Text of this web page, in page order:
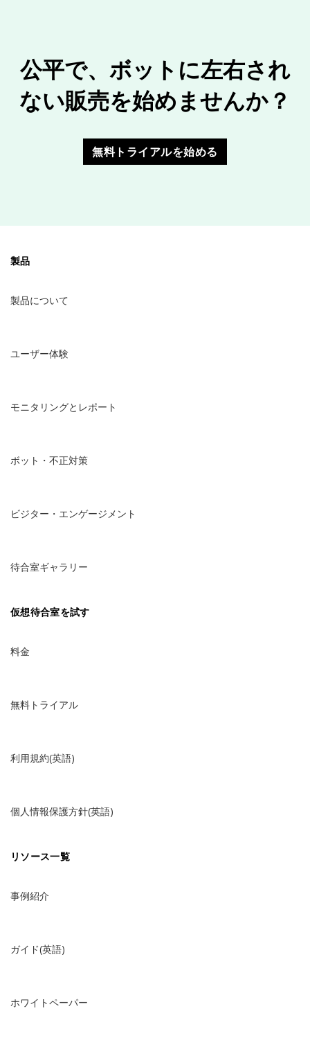
公平で、ボットに左右され
ない販売を始めませんか？
無料トライアルを始める
製品
製品について
ユーザー体験
モニタリングとレポート
ボット・不正対策
ビジター・エンゲージメント
待合室ギャラリー
仮想待合室を試す
料金
無料トライアル
利用規約(英語)
個人情報保護方針(英語)
リソース一覧
事例紹介
ガイド(英語)
ホワイトペーパー